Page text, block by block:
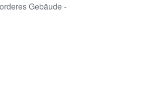
Gebäude -